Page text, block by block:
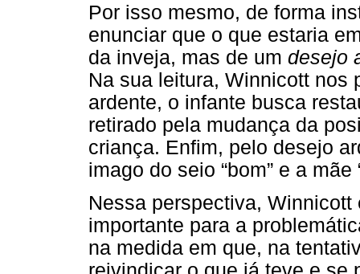
Por isso mesmo, de forma
enunciar que o que estaria
da inveja, mas de um desejo
Na sua leitura, Winnicott nos
ardente, o infante busca
retirado pela mudança da
criança. Enfim, pelo desejo
imago do seio “bom” e a
Nessa perspectiva,
importante para a
na medida em que, na